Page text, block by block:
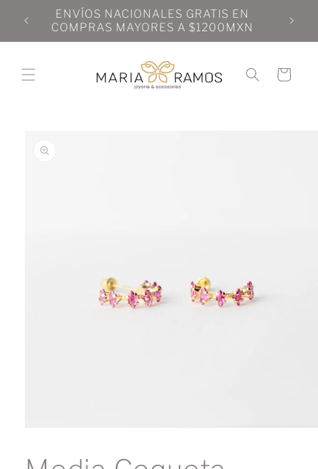
directamente
al contenido
ENVÍOS NACIONALES GRATIS EN
COMPRAS MAYORES A $1200MXN
Carrito
información